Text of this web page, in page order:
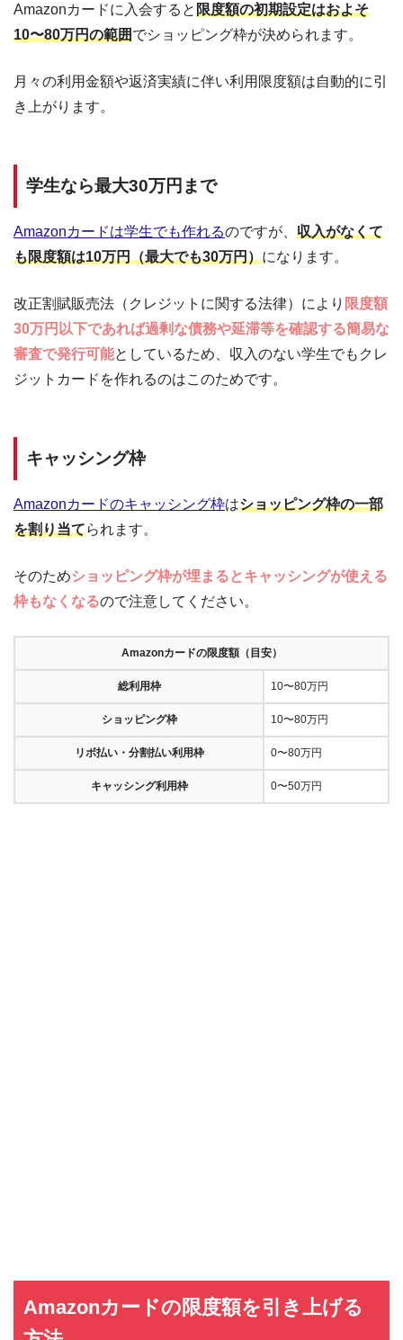
Amazonカードに入会すると限度額の初期設定はおよそ
10〜80万円の範囲でショッピング枠が決められます。
月々の利用金額や返済実績に伴い利用限度額は自動的に引
き上がります。
学生なら最大30万円まで
Amazonカードは学生でも作れるのですが、 収入がなくて
も限度額は10万円（最大でも30万円）になります。
改正割賦販売法（クレジットに関する法律）により 限度額
30万円以下であれば過剰な債務や延滞等を確認する簡易な
審査で発行可能としているため、収入のない学生でもクレ
ジットカードを作れるのはこのためです。
キャッシング枠
Amazonカードのキャッシング枠はショッピング枠の一部
を割り当てられます。
そのためショッピング枠が埋まるとキャッシングが使える
枠もなくなるので注意してください。
Amazonカードの限度額（目安）
総利用枠 10〜80万円
ショッピング枠 10〜80万円
リボ払い・分割払い利用枠 0〜80万円
キャッシング利用枠 0〜50万円
Amazonカードの限度額を引き上げる